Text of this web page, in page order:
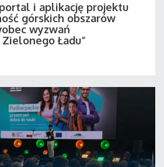
i aplikację projektu
górskich obszarów
wyzwań
Ładu”